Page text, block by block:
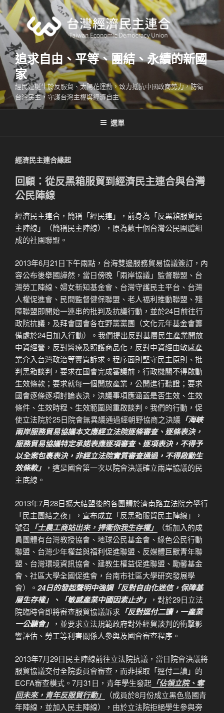
跳
至
主
內
容
追求自由、平等、團結、永續的新國
家
經民連誕生於反服貿、太陽花運動，致力抵抗中國政商勢力，防衛
台灣民主，守護台灣主權與經濟自主
選單
經濟民主連合緣起
回顧：從反黑箱服貿到經濟民主連合與台灣
公民陣線
經濟民主連合，簡稱「經民連」，前身為「反黑箱服貿民
主陣線」（簡稱民主陣線），原為數十個台灣公民團體組
成的社團聯盟。
2013年6月21日下午兩點，台海雙邊服務貿易協議簽訂，內
容公布後舉國譁然，當日傍晚「兩岸協議」監督聯盟、台
灣勞工陣線、婦女新知基金會、台灣守護民主平台、台灣
人權促進會、民間監督健保聯盟、老人福利推動聯盟、殘
障聯盟即開始一連串的批判及抗議行動，並於24日前往行
政院抗議，及拜會國會各在野黨黨團（文化元年基金會籌
備處於24日加入行動）。我們提出反對基層民生產業開放
中資經營，反對醫療及照護商品化，反對中資經由敏感產
業介入台灣政治等實質訴求。程序面則堅守民主原則、批
判黑箱談判，要求在國會完成審議前，行政機關不得啟動
生效條款；要求就每一個開放產業，公開進行聽證；要求
國會逐條逐項討論表決，決議事項應涵蓋是否生效、生效
條件、生效時程、生效範圍與重啟談判。我們的行動，促
使立法院於25日院會無異議通過經朝野協商之決議 「海峽
兩岸服務貿易協議本文應經立法院逐條審查、逐條表決，
服務貿易協議特定承諾表應逐項審查、逐項表決，不得予
以全案包裹表決，非經立法院實質審查通過，不得啟動生
效條款」
，這是國會第一次以院會決議確立兩岸協議的民
主底線。
2013年7月28日擴大結盟後的各團體於濟南路立法院旁舉行
「民主團結之夜」，宣布成立「反黑箱服貿民主陣線」，
號召 「士農工商站出來，捍衛你我生存權」
（新加入的成
員團體有台灣教授協會、地球公民基金會、綠色公民行動
聯盟、台灣少年權益與福利促進聯盟、反媒體巨獸青年聯
盟、台灣環境資訊協會、建教生權益促進聯盟、勵馨基金
會、社區大學全國促進會，台南市社區大學研究發展學
會）。 24日的發起聲明中強調「反對自由化迷信，保障基
層生存權」、「敏感產業中國因素止步」
，對於29日立法
院臨時會即將審查服貿協議訴求 「反對逕付二讀，一產業
一公聽會」
，並要求立法規範政府對外經貿談判的衝擊影
響評估、勞工等利害關係人參與及國會審查程序。
2013年7月29日民主陣線前往立法院抗議，當日院會決議將
服貿協議交付全院委員會審查，而非採取「逕付二讀」的
ECFA審查模式。7月31日，青年學生發起 「佔領立院、奪
回未來，青年反服貿行動」
（成員於8月份成立黑色島國青
年陣線，並加入民主陣線），由於立法院拒絕學生參與旁